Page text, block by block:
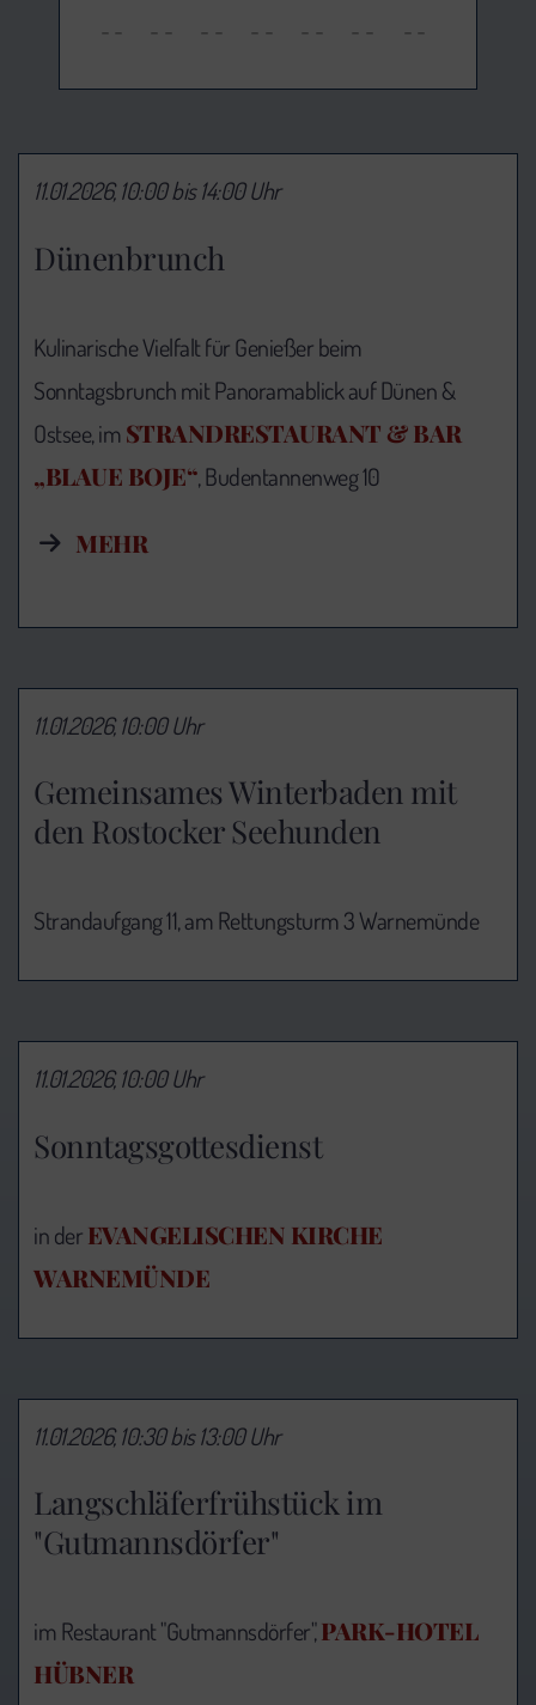
--
-- -- -- -- -- --
Dünenbrunch
11.01.2026, 10:00 bis 14:00 Uhr
Kulinarische Vielfalt für Genießer beim
Sonntagsbrunch mit Panoramablick auf Dünen &
Ostsee, imSTRANDRESTAURANT & BAR
„BLAUE BOJE“, Budentannenweg 10
MEHR
Gemeinsames Winterbaden mit
den Rostocker Seehunden
11.01.2026, 10:00 Uhr
Strandaufgang 11, am Rettungsturm 3 Warnemünde
Sonntagsgottesdienst
11.01.2026, 10:00 Uhr
in derEVANGELISCHEN KIRCHE
WARNEMÜNDE
Langschläferfrühstück im
"Gutmannsdörfer"
11.01.2026, 10:30 bis 13:00 Uhr
im Restaurant "Gutmannsdörfer",PARK-HOTEL
HÜBNER